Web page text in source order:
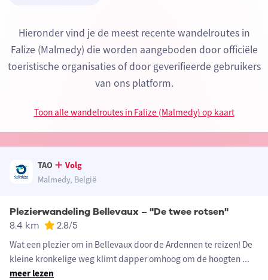
Hieronder vind je de meest recente wandelroutes in
Falize (Malmedy) die worden aangeboden door officiële
toeristische organisaties of door geverifieerde gebruikers
van ons platform.
Toon alle wandelroutes in Falize (Malmedy) op kaart
TAO
Volg
Malmedy, België
Plezierwandeling Bellevaux – "De twee rotsen"
8.4 km 2.8/5
Wat een plezier om in Bellevaux door de Ardennen te reizen! De
kleine kronkelige weg klimt dapper omhoog om de hoogten ...
meer lezen